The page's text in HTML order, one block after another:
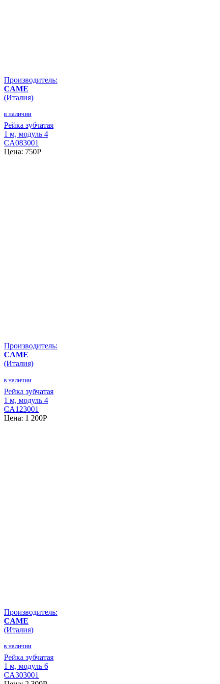
Производитель:
CAME
(Италия)
в наличии
Рейка зубчатая
1 м, модуль 4
CA083001
Цена: 750P
Производитель:
CAME
(Италия)
в наличии
Рейка зубчатая
1 м, модуль 4
CA123001
Цена: 1 200P
Производитель:
CAME
(Италия)
в наличии
Рейка зубчатая
1 м, модуль 6
CA303001